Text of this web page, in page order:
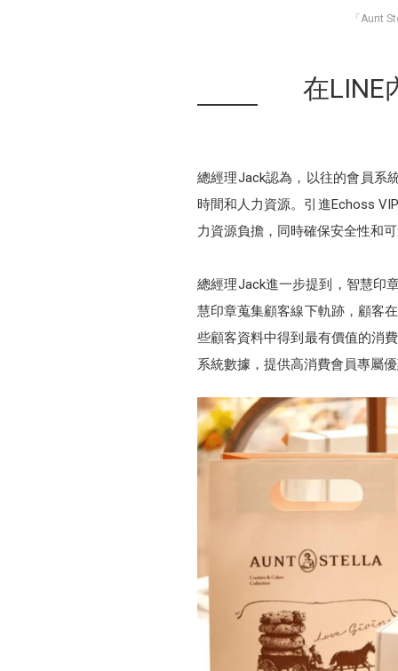
「Aunt
在LINE
總經理Jack認為，以往的會員系
時間和人力資源。引進Echoss
力資源負擔，同時確保安全性和
總經理Jack進一步提到，智慧印
慧印章蒐集顧客線下軌跡，顧客
些顧客資料中得到最有價值的消
系統數據，提供高消費會員專屬